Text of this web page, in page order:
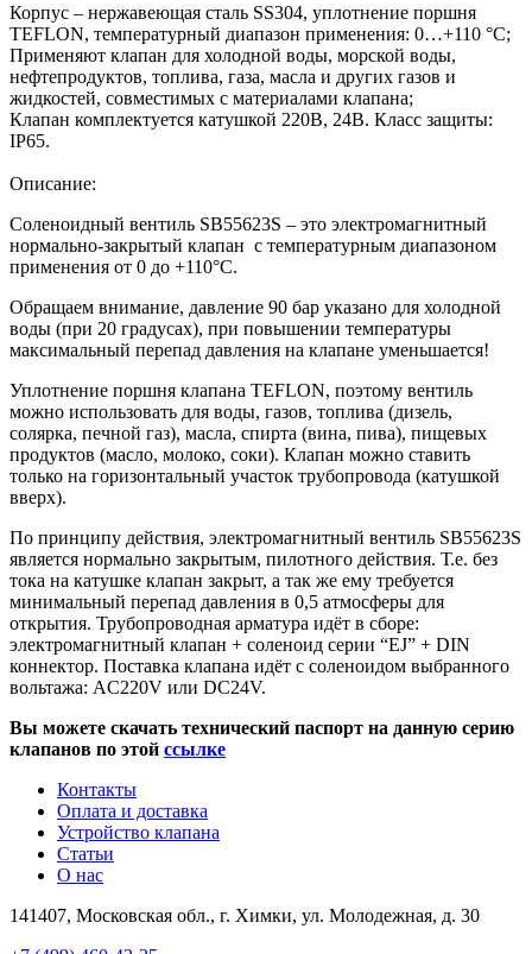
Корпус – нержавеющая сталь SS304, уплотнение поршня
TEFLON, температурный диапазон применения: 0…+110 °С;
Применяют клапан для холодной воды, морской воды,
нефтепродуктов, топлива, газа, масла и других газов и
жидкостей, совместимых с материалами клапана;
Клапан комплектуется катушкой 220В, 24В. Класс защиты:
IP65.
Описание:
Соленоидный вентиль SB55623S – это электромагнитный
нормально-закрытый клапан с температурным диапазоном
применения от 0 до +110°С.
Обращаем внимание, давление 90 бар указано для холодной
воды (при 20 градусах), при повышении температуры
максимальный перепад давления на клапане уменьшается!
Уплотнение поршня клапана TEFLON, поэтому вентиль
можно использовать для воды, газов, топлива (дизель,
солярка, печной газ), масла, спирта (вина, пива), пищевых
продуктов (масло, молоко, соки). Клапан можно ставить
только на горизонтальный участок трубопровода (катушкой
вверх).
По принципу действия, электромагнитный вентиль SB55623S
является нормально закрытым, пилотного действия. Т.е. без
тока на катушке клапан закрыт, а так же ему требуется
минимальный перепад давления в 0,5 атмосферы для
открытия. Трубопроводная арматура идёт в сборе:
электромагнитный клапан + соленоид серии “EJ” + DIN
коннектор. Поставка клапана идёт с соленоидом выбранного
вольтажа: AC220V или DC24V.
Вы можете скачать технический паспорт на данную серию
клапанов по этой ссылке
Контакты
Оплата и доставка
Устройство клапана
Статьи
О нас
141407, Московская обл., г. Химки, ул. Молодежная, д. 30